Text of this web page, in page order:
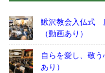
鰍沢教会入仏式
（動画あり）
自らを愛し、敬
あり）